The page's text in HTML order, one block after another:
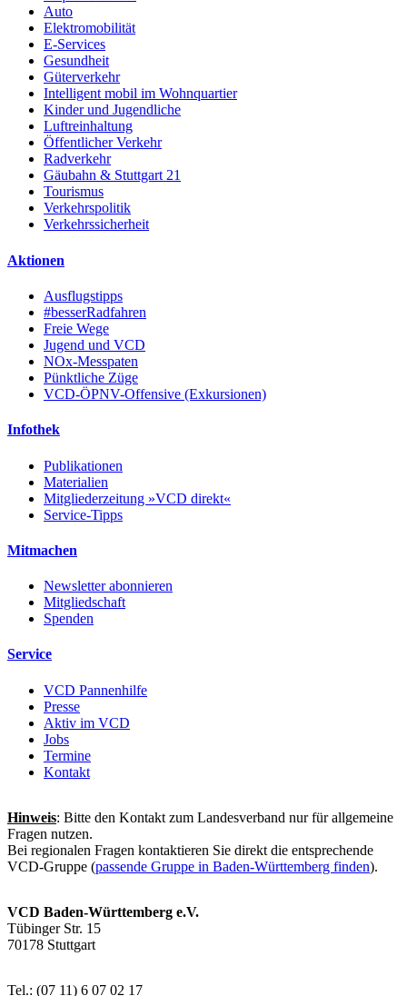
Auto
Elektromobilität
E-Services
Gesundheit
Güterverkehr
Intelligent mobil im Wohnquartier
Kinder und Jugendliche
Luftreinhaltung
Öffentlicher Verkehr
Radverkehr
Gäubahn & Stuttgart 21
Tourismus
Verkehrspolitik
Verkehrssicherheit
Aktionen
Ausflugstipps
#besserRadfahren
Freie Wege
Jugend und VCD
NOx-Messpaten
Pünktliche Züge
VCD-ÖPNV-Offensive (Exkursionen)
Infothek
Publikationen
Materialien
Mitgliederzeitung »VCD direkt«
Service-Tipps
Mitmachen
Newsletter abonnieren
Mitgliedschaft
Spenden
Service
VCD Pannenhilfe
Presse
Aktiv im VCD
Jobs
Termine
Kontakt
Hinweis: Bitte den Kontakt zum Landesverband nur für allgemeine
Fragen nutzen.
Bei regionalen Fragen kontaktieren Sie direkt die entsprechende
VCD-Gruppe (passende Gruppe in Baden-Württemberg finden).
VCD Baden-Württemberg e.V.
Tübinger Str. 15
70178 Stuttgart
Tel.: (07 11) 6 07 02 17